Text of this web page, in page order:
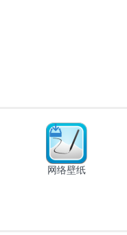
网络壁纸